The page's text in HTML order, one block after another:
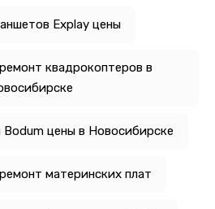
Explay цены
квадрокоптеров в
цены в Новосибирске
материнских плат